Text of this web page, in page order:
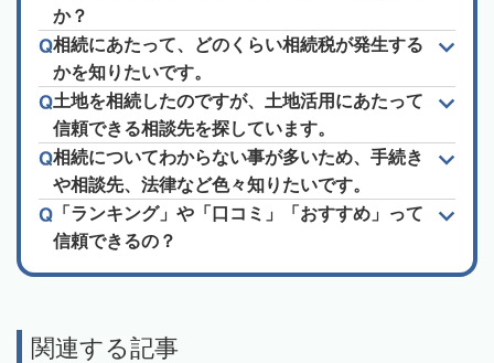
か？
相続にあたって、どのくらい相続税が発生する
かを知りたいです。
土地を相続したのですが、土地活用にあたって
信頼できる相談先を探しています。
相続についてわからない事が多いため、手続き
や相談先、法律など色々知りたいです。
「ランキング」や「口コミ」「おすすめ」って
信頼できるの？
関連する記事